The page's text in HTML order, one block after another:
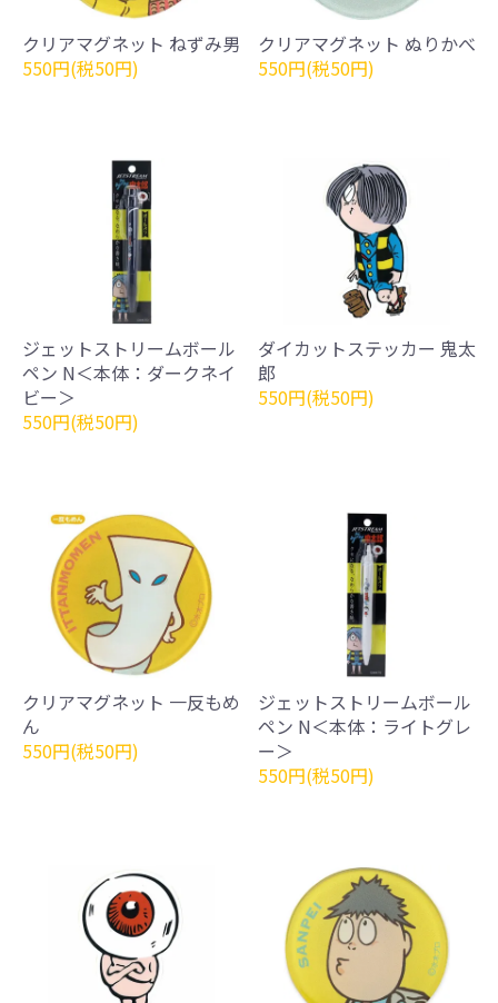
クリアマグネット ねずみ男
550円(税50円)
クリアマグネット ぬりかべ
550円(税50円)
ジェットストリームボール
ペン N＜本体：ダークネイ
ビー＞
550円(税50円)
ダイカットステッカー 鬼太
郎
550円(税50円)
クリアマグネット 一反もめ
ん
550円(税50円)
ジェットストリームボール
ペン N＜本体：ライトグレ
ー＞
550円(税50円)